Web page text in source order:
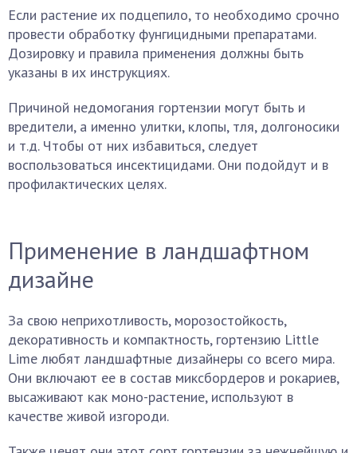
Если растение их подцепило, то необходимо срочно
провести обработку фунгицидными препаратами.
Дозировку и правила применения должны быть
указаны в их инструкциях.
Причиной недомогания гортензии могут быть и
вредители, а именно улитки, клопы, тля, долгоносики
и т.д. Чтобы от них избавиться, следует
воспользоваться инсектицидами. Они подойдут и в
профилактических целях.
Применение в ландшафтном
дизайне
За свою неприхотливость, морозостойкость,
декоративность и компактность, гортензию Little
Lime любят ландшафтные дизайнеры со всего мира.
Они включают ее в состав миксбордеров и рокариев,
высаживают как моно-растение, используют в
качестве живой изгороди.